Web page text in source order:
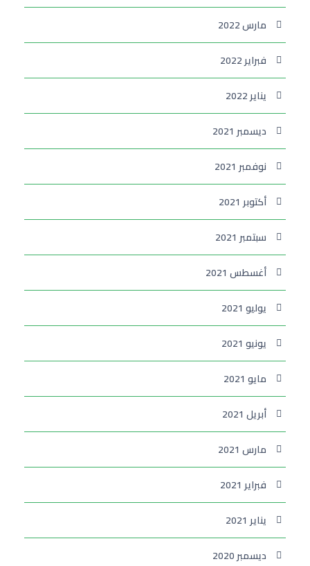
مارس 2022
فبراير 2022
يناير 2022
ديسمبر 2021
نوفمبر 2021
أكتوبر 2021
سبتمبر 2021
أغسطس 2021
يوليو 2021
يونيو 2021
مايو 2021
أبريل 2021
مارس 2021
فبراير 2021
يناير 2021
ديسمبر 2020